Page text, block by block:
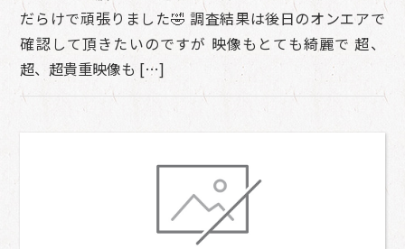
だらけで頑張りました🤣 調査結果は後日のオンエアで
確認して頂きたいのですが 映像もとても綺麗で 超、
超、超貴重映像も […]